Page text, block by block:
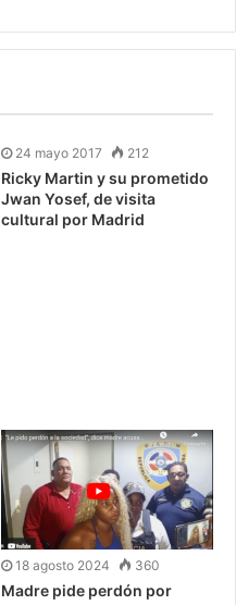
24 mayo 2017 212
Ricky Martin y su prometido
Jwan Yosef, de visita
cultural por Madrid
18 agosto 2024 360
Madre pide perdón por